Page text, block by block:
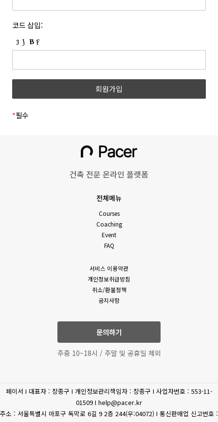
있는 쿠폰을 말합니다.
7. 위 항에서 정의되지 않은 약관 상의 용어의 의미는 일반적인
거래관행에 따릅니다.
1. 회사는 본 약관의 내용과 상호, 영업소 소재지 주소, 대표자의
성명, 사업자등록번호, 통신판매업신고번호, 개인정보관리책임자
등을 회원이 쉽게 확인할 수 있도록 사이트의 초기 화면에
통하여 볼 수 있도록 합니다.
『전자금융거래법』, 『전자서명법』, 『정보통신망 이용촉진
및 정보보호 등에 관한 법률』, 『소비자기본법』 등 관련 법령을
3. 회사가 약관을 개정할 경우에는 적용일자 및 개정 사유를
전일까지 사이트의 초기 화면 등에 고지하거나 전자우편 또는 그
밖의 방법으로 통지합니다. 다만, 회원에게 불리하게 약관 내용을
변경하는 경우에는 최소한 30일 이상의 사전 유예기간을 두고
공지 및 통지합니다. 회사가 개정약관을 공지 또는 통지하면서
회원에게 30일 기간 내에 의사표시를 하지 않으면 의사표시가
회원이 명시적으로 거부의 의사표시를 하지 아니한 경우 회원이
개정약관에 동의한 것으로 봅니다.
4. 제3항에 의해 변경된 약관은 법령에 특별한 규정이나 기타
부득이한 사유가 없는 한 그 적용일자 이전으로 소급하여
약관에 동의하지 않을 경우 언제든지 자유롭게 서비스 이용을
중단하고 탈퇴할 수 있습니다.
6. 회사는 제공하는 서비스 내의 개별 서비스에 대한 별도의 약관
절차를 거치게 됩니다. 이 경우 개별 서비스에 대한 이용약관 등이
이 약관에 우선합니다.
제 4 조 (약관 외 준칙)
보호하고 있습니다.
1. 개인정보의 수집 및 이용목적
수집시기
구분 수집항목
이메일
(필수) 성명, 이메일, 휴대폰
번호, 비밀번호, 직무선택
(학생, 근로자)
불량 이용 기록 등),
기기정보(고유기기 식별값,
OS버전 등)
(선택) 프로필 사진
(필수)성명, 휴대폰 번호,
이메일, 상담내역
있을수 있습니다.)
(필수) 결제기록(상품,
금액) 신용카트, 카드사명,
휴대전화
인증
(선택) 휴대폰 번호
(필수) 주민등록번호, 주소,
이름
코드 삽입:
*필수
건축 전문 온라인 플랫폼
전체메뉴
Courses
Coaching
Event
FAQ
서비스 이용약관
개인정보취급방침
취소/환불정책
공지사항
문의하기
주중 10~18시 / 주말 및 공휴일 제외
페이서 I 대표자 : 장종구 I 개인정보관리책임자 : 장종구 I 사업자번호 : 553-11-
01509 I help@pacer.kr
주소 : 서울특별시 마포구 독막로 6길 9 2층 244(우:04072) I 통신판매업 신고번호 :